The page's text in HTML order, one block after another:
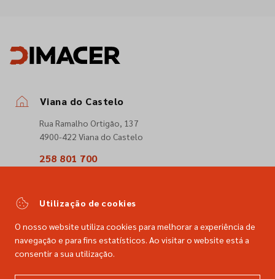
Viana do Castelo
Rua Ramalho Ortigão, 137
4900-422 Viana do Castelo
258 801 700
comercial@dimacer.com
Utilização de cookies
O nosso website utiliza cookies para melhorar a experiência de
navegação e para fins estatísticos. Ao visitar o website está a
consentir a sua utilização.